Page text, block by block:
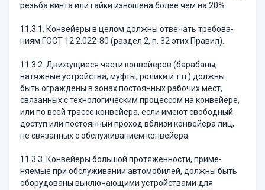
резьба винта или гайки изношена более чем на 20%.
11.3.1. Конвейеры в целом должны отвечать требова­
ниям ГОСТ 12.2.022-80 (раздел 2, п. 32 этих Правил).
11.3.2. Движущиеся части конвейеров (барабаны,
натяжные устройства, муфты, ролики и т.п.) долж­ны
быть ограждены в зонах постоянных рабочих мест,
связанных с технологическим процессом на конвейе­ре,
или по всей трассе конвейера, если имеют свобод­ный
доступ или постоянный проход вблизи конвейе­ра лиц,
не связанных с обслуживанием конвейера.
11.3.3. Конвейеры большой протяженности, при­ме­
няемые при обслуживании автомобилей, должны быть
оборудованы выключающими устройствами для